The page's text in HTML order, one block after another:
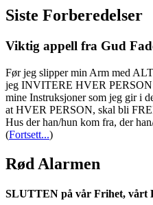
Siste Forberedelser
Viktig appell fra Gud
Før jeg slipper min Arm med
jeg INVITERE HVER PERSON
mine Instruksjoner som jeg gir i
at HVER PERSON, skal bli
Hus der han/hun kom fra, der
(Fortsett...)
Rød Alarmen
SLUTTEN på vår Frihet, vårt